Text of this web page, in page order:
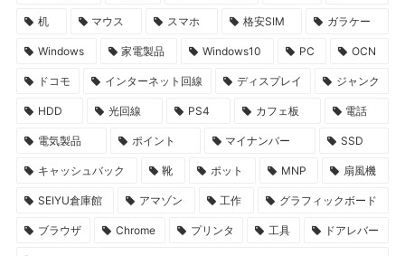
机 マウス スマホ 格安SIM ガラケー
Windows 家電製品 Windows10 PC OCN
ドコモ インターネット回線 ディスプレイ ジャンク
HDD 光回線 PS4 カフェ板 電話
電気製品 ポイント マイナンバー SSD
キャッシュバック 靴 ポット MNP 扇風機
SEIYU倉庫館 アマゾン 工作 グラフィックボード
ブラウザ Chrome プリンタ 工具 ドアレバー